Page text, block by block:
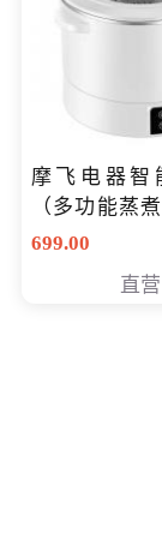
摩飞电器智
（多功能蒸
（智能升降
699.00
直营